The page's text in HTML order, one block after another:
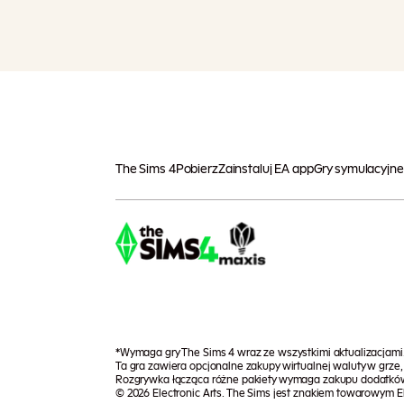
The Sims 4PobierzZainstaluj EA appGry symulacyjne
*Wymaga gry The Sims 4 wraz ze wszystkimi
Ta gra zawiera opcjonalne zakupy wirtualnej waluty w
Rozgrywka łącząca różne pakiety wymaga zakupu
© 2026 Electronic Arts. The Sims jest znakiem towarowym